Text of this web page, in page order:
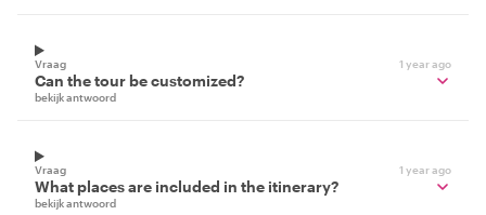
Vraag 1 year ago
Can the tour be customized?
bekijk antwoord
Vraag 1 year ago
What places are included in the itinerary?
bekijk antwoord